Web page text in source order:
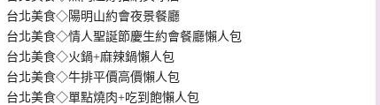
台北美食◇陽明山約會夜景餐廳
台北美食◇情人聖誕節慶生約會餐廳懶人包
台北美食◇火鍋+麻辣鍋懶人包
台北美食◇牛排平價高價懶人包
台北美食◇單點燒肉+吃到飽懶人包